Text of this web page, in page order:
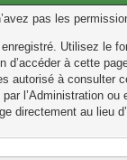
pas les
Utilisez le
d’accéder à cette
autorisé à consulter
l’Administration ou
directement au lieu